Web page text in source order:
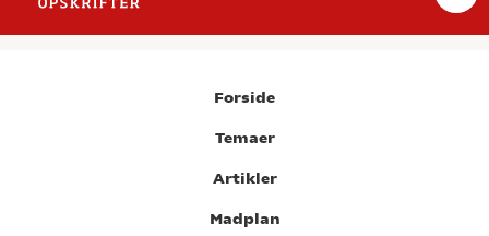
Forside
Temaer
Artikler
Madplan